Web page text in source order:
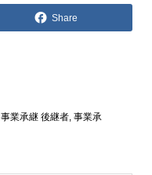
Share
事業承継 後継者, 事業承